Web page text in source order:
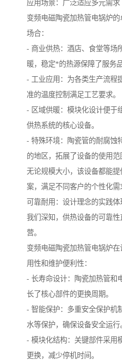
应用场景：广泛适应多元需求
变频电磁陶瓷加热管电锅炉
场合：
- 商业供热：酒店、食堂等场
暖，稳定*的热源保障了服务品
- 工业应用：为各类生产流程
准的温度控制满足工艺要求。
- 区域供暖：模块化设计便于
供热系统的核心设备。
- 特殊环境：陶瓷管的耐腐蚀
的地区，拓展了设备的使用范
无论规模大小，该设备都能
案，满足不同客户的个性化需
可靠耐用：设计理念的实践体
我们深知，供热设备的可靠
营。
变频电磁陶瓷加热管电锅炉
用性和维护便利性：
- 长寿命设计：陶瓷加热管和
长了核心部件的更换周期。
- 智能保护：多重安全保护机
水等保护，确保设备安全运行
- 模块化结构：关键部件采用
更换，减少停机时间。